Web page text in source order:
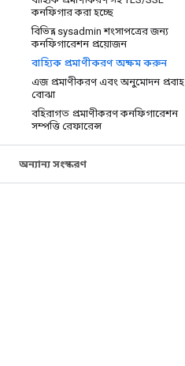
কনফিগার করা হচ্ছে
বিভিন্ন sysadmin শংসাপত্রের জন্য
কনফিগারেশন প্রয়োজন
বাহ্যিক প্রমাণীকরণ অক্ষম করুন
এজ প্রমাণীকরণ এবং অনুমোদন প্রবাহ
বোঝা
বহিরাগত প্রমাণীকরণ কনফিগারেশন
সম্পত্তি রেফারেন্স
অন্যান্য সংস্করণ